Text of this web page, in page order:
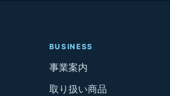
BUSINESS
事業案内
取り扱い商品